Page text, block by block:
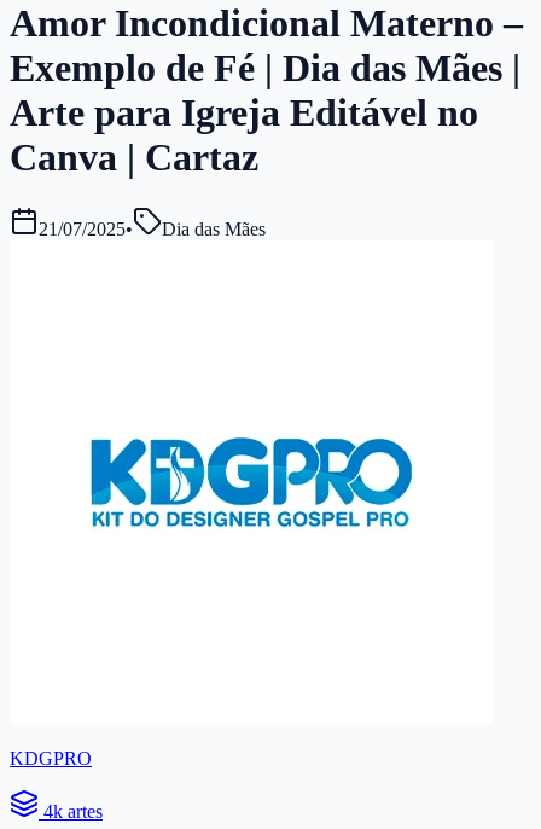
Amor Incondicional Materno –
Exemplo de Fé | Dia das Mães |
Arte para Igreja Editável no
Canva | Cartaz
21/07/2025• Dia das Mães
KDGPRO
4k artes